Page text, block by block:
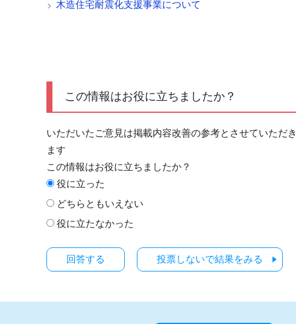
木造住宅耐震化支援事業について
この情報はお役に立ちましたか？
いただいたご意見は掲載内容改善の参考とさせていただき
ます
この情報はお役に立ちましたか？
役に立った
どちらともいえない
役に立たなかった
投票しないで結果をみる